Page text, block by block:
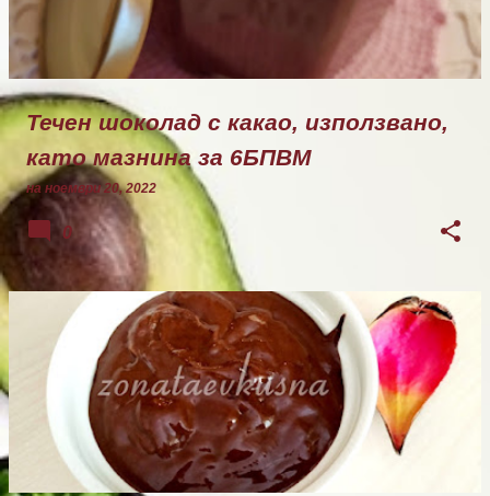
Течен шоколад с какао, използвано,
като мазнина за 6БПВМ
на ноември 20, 2022
0